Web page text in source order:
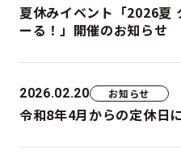
夏休みイベント「2026夏
ーる！」開催のお知らせ
2026.02.20 お知らせ
令和8年4月からの定休日